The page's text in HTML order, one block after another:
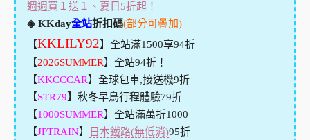
週週買１送１、夏日5折起！
◈ KKday全站折扣碼(部分可疊加)
【KKLILY92】全站滿1500享94折
【2026SUMMER】全站94折！
【KKCCCAR】全球包車,接送機9折
【STR79】秋冬早鳥行程體驗79折
【1000SUMMER】全站滿萬折1000
【JPTRAIN】 日本鐵路(無低消)95折